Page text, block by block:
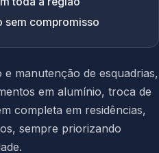
sem compromisso
manutenção de esquadrias,
em alumínio, troca de
completa em residências,
sempre priorizando